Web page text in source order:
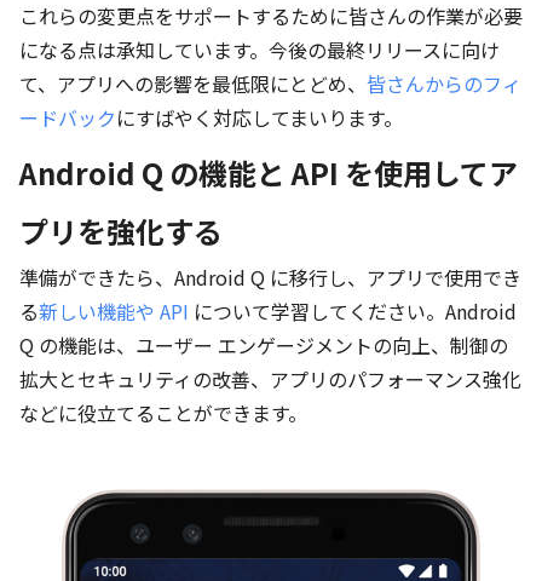
これらの変更点をサポートするために皆さんの作業が必要
になる点は承知しています。今後の最終リリースに向け
て、アプリへの影響を最低限にとどめ、 皆さんからのフィ
ードバックにすばやく対応してまいります。
Android Q の機能と API を使用してア
プリを強化する
準備ができたら、Android Q に移行し、アプリで使用でき
る新しい機能や API について学習してください。Android
Q の機能は、ユーザー エンゲージメントの向上、制御の
拡大とセキュリティの改善、アプリのパフォーマンス強化
などに役立てることができます。